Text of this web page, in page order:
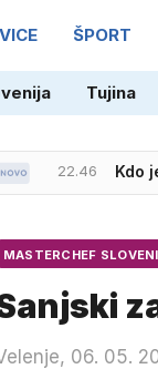
ŠPORT
Tujina
22.46 Kdo
20.47 Po
MASTERCHEF
06. 05.